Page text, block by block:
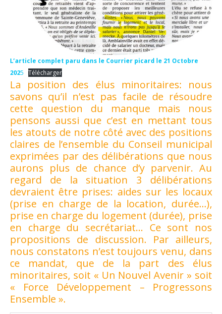
L’article complet paru dans le Courrier picard le 21 Octobre
2025 Télécharger
La position des élus minoritaires: nous
savons qu’il n’est pas facile de résoudre
cette question du manque mais nous
pensons aussi que c’est en mettant tous
les atouts de notre côté avec des positions
claires de l’ensemble du Conseil municipal
exprimées par des délibérations que nous
aurons plus de chance d’y parvenir. Au
regard de la situation 3 délibérations
devraient être prises: aides sur les locaux
(prise en charge de la location, durée…),
prise en charge du logement (durée), prise
en charge du secrétariat… Ce sont nos
propositions de discussion. Par ailleurs,
nous constatons n’est toujours venu, dans
ce mandat, que de la part des élus
minoritaires, soit « Un Nouvel Avenir » soit
« Force Développement – Progressons
Ensemble ».